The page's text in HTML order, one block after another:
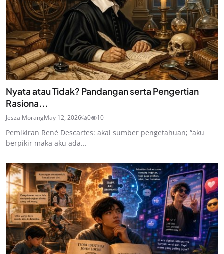
Nyata atau Tidak? Pandangan serta Pengertian
Rasiona...
Jesza MorangMay 12, 2026 0 10
Pemikiran René Descartes: akal sumber pengetahuan; “aku
berpikir maka aku ada...